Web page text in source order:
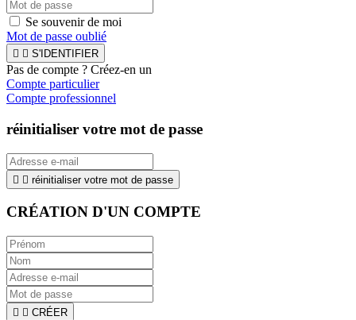
Se souvenir de moi
Mot de passe oublié
  S'IDENTIFIER
Pas de compte ? Créez-en un
Compte particulier
Compte professionnel
réinitialiser votre mot de passe
  réinitialiser votre mot de passe
CRÉATION D'UN COMPTE
  CRÉER